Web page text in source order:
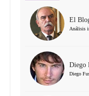
El
Análisis
Diego
Diego